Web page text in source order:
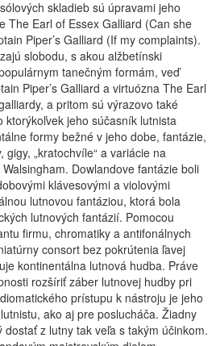
skladieb sú úpravami jeho
The Earl of Essex Galliard (Can she
Piper’s Galliard (If my complaints).
slobodu, s akou alžbetínski
tanečným formám, veď
Piper’s Galliard a virtuózna The Earl
a pritom sú výrazovo také
ktorýkoľvek jeho súčasník lutnista
formy bežné v jeho dobe, fantázie,
gigy, „kratochvíle“ a variácie na
Dowlandove fantázie boli
klávesovými a violovými
lutnovou fantáziou, ktorá bola
lutnových fantázií. Pomocou
firmu, chromatiky a antifonálnych
consort bez pokrútenia ľavej
kontinentálna lutnová hudba. Práve
rozšíriť záber lutnovej hudby pri
prístupu k nástroju je jeho
ako aj pre poslucháča. Žiadny
z lutny tak veľa s takým účinkom.